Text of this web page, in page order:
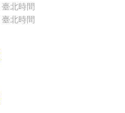
臺北時間
臺北時間